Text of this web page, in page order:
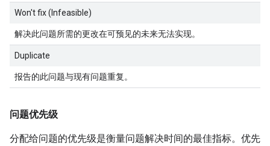
Won't fix (Infeasible)
解决此问题所需的更改在可预见的未来无法实现。
Duplicate
报告的此问题与现有问题重复。
问题优先级
分配给问题的优先级是衡量问题解决时间的最佳指标。优先